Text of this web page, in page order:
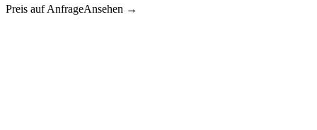
Preis auf AnfrageAnsehen →